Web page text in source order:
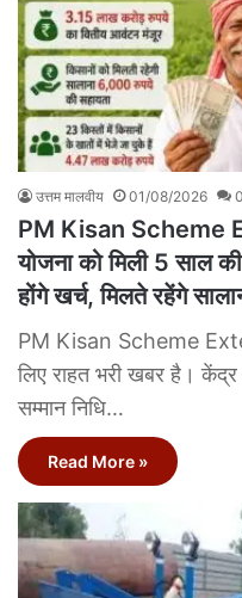
उत्तम मालवीय 01/08/2026 0
PM Kisan Scheme
योजना को मिली 5 साल
होंगे खर्च, मिलते रहेंगे
PM Kisan Scheme
लिए राहत भरी खबर है।
सम्मान निधि…
Read More »